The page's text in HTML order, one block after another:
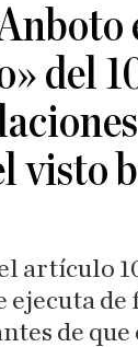
del
visto
artículo
ejecuta
de que